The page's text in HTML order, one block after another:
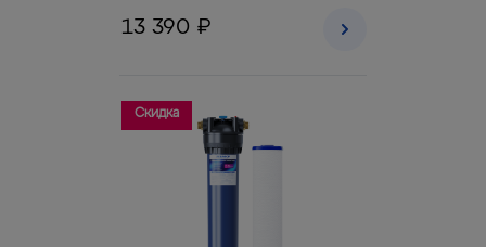
13 390 ₽
Скидка